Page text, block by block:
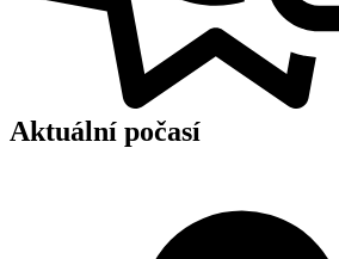
Aktuální počasí